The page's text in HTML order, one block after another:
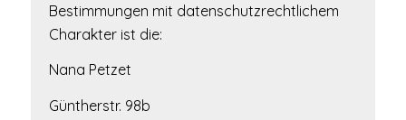
Bestimmungen mit datenschutzrechtlichem
Charakter ist die:
Nana Petzet
Güntherstr. 98b